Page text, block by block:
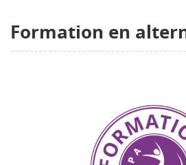
Formation en